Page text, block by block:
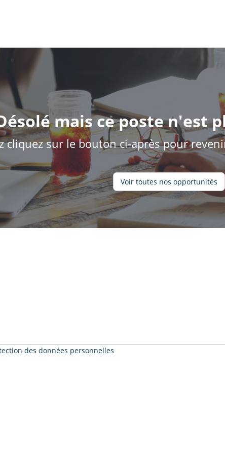
mais ce poste n'est
cliquez sur le bouton ci-après pour
Voir toutes nos opportunités
des données personnelles